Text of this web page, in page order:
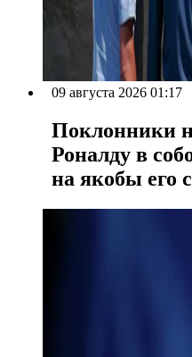
09 августа 2026 01:17
Поклонники
Роналду в
на якобы его